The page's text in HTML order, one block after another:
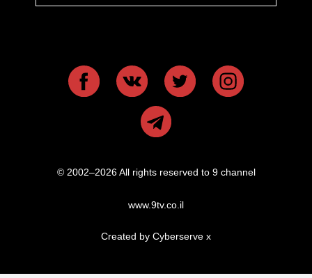
© 2002–2026 All rights reserved to 9 channel
www.9tv.co.il
Created by Cyberserve x